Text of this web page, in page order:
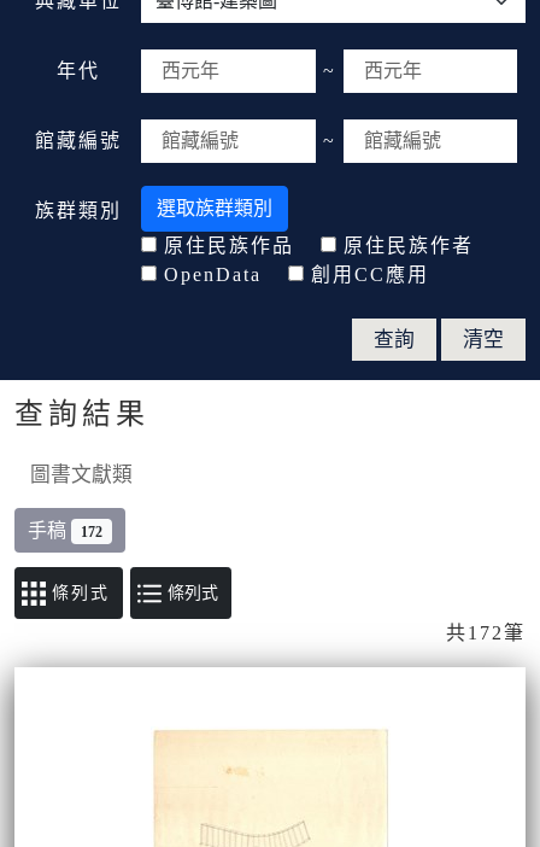
年代 ~
館藏編號 ~
族群類別
選取族群類別
原住民族作品
原住民族作者
OpenData
創用CC應用
查詢結果
圖書文獻類
手稿 172
條列式
共172筆